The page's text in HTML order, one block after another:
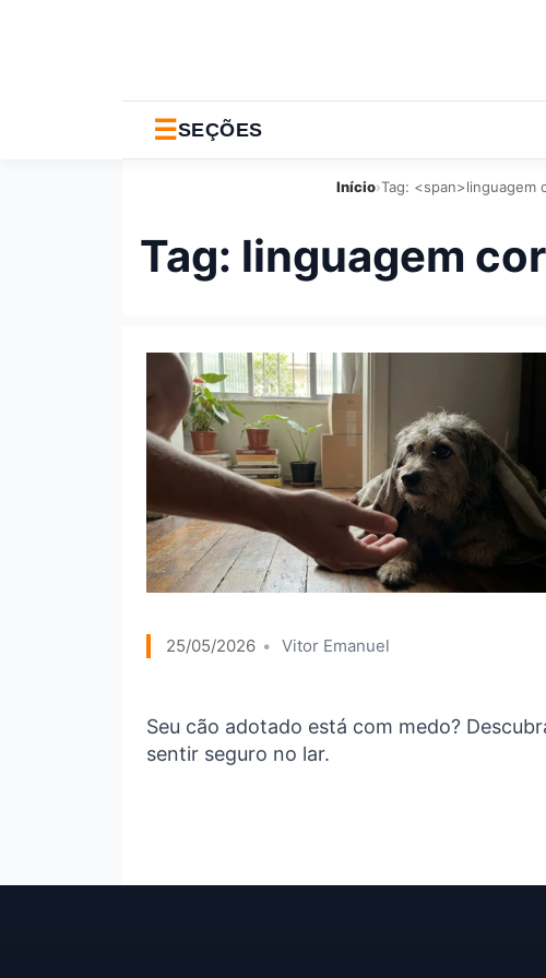
☰SEÇÕES
Início›Tag: <span>linguagem
Tag: linguagem
25/05/2026 Vitor Emanuel
Seu cão adotado está com medo?
sentir seguro no lar.